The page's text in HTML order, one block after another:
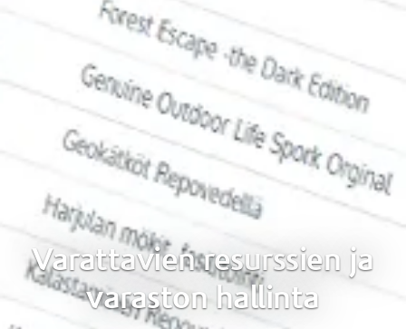
Varattavien resurssien ja
varaston hallinta